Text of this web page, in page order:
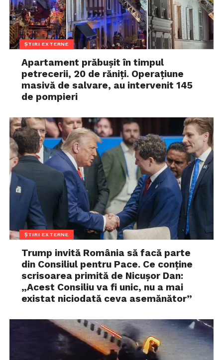
ȘTIRI EXTERNE
Apartament prăbușit în timpul
petrecerii, 20 de răniți. Operațiune
masivă de salvare, au intervenit 145
de pompieri
ȘTIRI EXTERNE
Trump invită România să facă parte
din Consiliul pentru Pace. Ce conține
scrisoarea primită de Nicușor Dan:
„Acest Consiliu va fi unic, nu a mai
existat niciodată ceva asemănător”